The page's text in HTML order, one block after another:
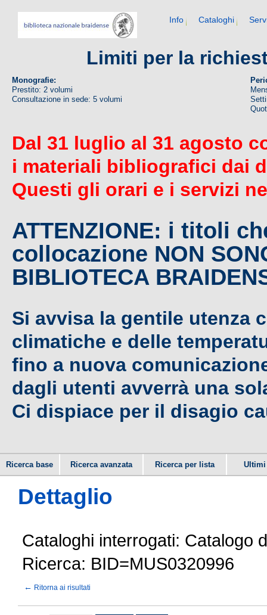
Info Cataloghi
Limiti per la
Monografie:
Prestito: 2 volumi
Consultazione in sede: 5 volumi
Dal 31 luglio al 31 agosto
i materiali bibliografici dai
Questi gli orari e i servizi
ATTENZIONE: i titoli
collocazione NON
BIBLIOTECA
Si avvisa la gentile utenza
climatiche e delle
fino a nuova
dagli utenti avverrà una
Ci dispiace per il disagio
Ricerca base Ricerca avanzata Ricerca per lista
Dettaglio
Cataloghi interrogati: Catalogo
Ricerca: BID=MUS0320996
← Ritorna ai risultati